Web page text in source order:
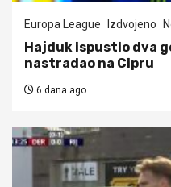
Europa League Izdvojeno
Hajduk ispustio dva
nastradao na Cipru
6 dana ago